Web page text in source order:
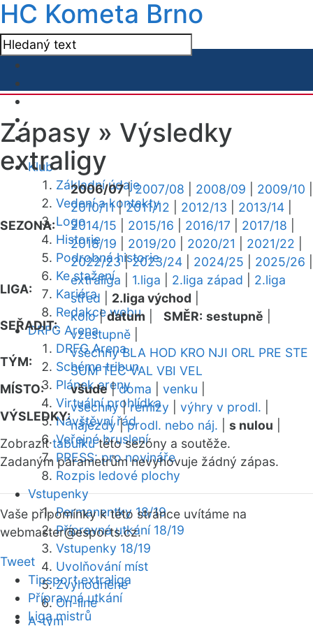
HC Kometa Brno
Klub
Základní údaje
Vedení a kontakty
Logo
Historie
Podrobná historie
Ke stažení
Kariéra
Redakce webu
DRFG Arena
DRFG Arena
Schéma tribun
Plánek areny
Virtuální prohlídka
Návštěvní řád
Veřejné bruslení
PRESS: pro novináře
Rozpis ledové plochy
Vstupenky
Permanentky 18/19
Přípravná utkání 18/19
Vstupenky 18/19
Uvolňování míst
Zvýhodněné
On-line
A-tým
Zápasy » Výsledky
extraligy
SEZONA:
2006/07|2007/08 2008/09 2009/10
2010/11|2011/12 2012/13 2013/14
2014/15
2015/16 2016/17 2017/18
2018/19
2019/20 2020/21 2021/22
2022/23|2023/24 2024/25 2025/26
LIGA:
extraliga 1.liga 2.liga západ
2.liga
střed
2.liga východ
SEŘADIT:
kolo|datum SMĚR: sestupně
vzestupně
TÝM:
všechny BLA HOD KRO NJI ORL PRE STE
SUM TEC VAL VBI VEL
MÍSTO:
všude|doma venku
VÝSLEDKY:
všechny|remízy výhry v prodl.
nájezdy|prodl. nebo náj. s nulou
Zobrazittabulkutéto sezóny a soutěže.
Zadaným parametrům nevyhovuje žádný zápas.
Vaše připomínky k této stránce uvítáme na
webmaster@esports.cz.
Tweet
Tipsport extraliga
Přípravná utkání
Liga mistrů